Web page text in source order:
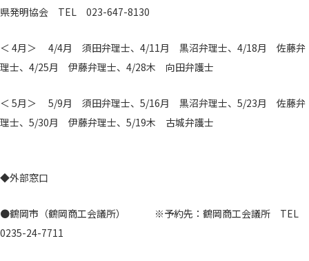
県発明協会 TEL 023-647-8130
＜ 4月＞ 4/4月 須田弁理士、4/11月 黒沼弁理士、4/18月 佐藤弁
理士、4/25月 伊藤弁理士、4/28木 向田弁護士
＜ 5月＞ 5/9月 須田弁理士、5/16月 黒沼弁理士、5/23月 佐藤弁
理士、5/30月 伊藤弁理士、5/19木 古城弁護士
◆外部窓口
●鶴岡市（鶴岡商工会議所） ※予約先：鶴岡商工会議所 TEL
0235-24-7711